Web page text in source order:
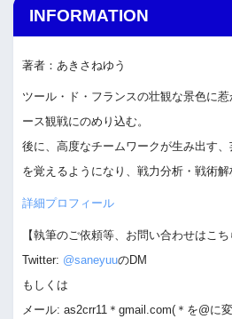
INFORMATION
著者：あきさねゆう
ツール・ド・フランスの壮観な景色に
ース観戦にのめり込む。
後に、高度なチームワークが生み出す
を覚えるようになり、戦力分析・戦術解
詳細プロフィール
【執筆のご依頼等、お問い合わせはこち
Twitter: @saneyuuのDM
もしくは
メール: as2crr11＊gmail.com(＊を@に